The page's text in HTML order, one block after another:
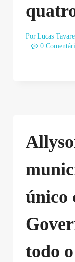
Por Lucas
0
único
todo